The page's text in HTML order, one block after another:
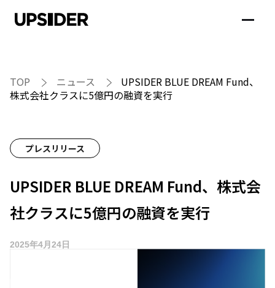
TOP ニュース
UPSIDER BLUE DREAM Fund、
株式会社クラスに5億円の融資を実行
プレスリリース
UPSIDER BLUE DREAM Fund、株式会
社クラスに5億円の融資を実行
2025年4月24日